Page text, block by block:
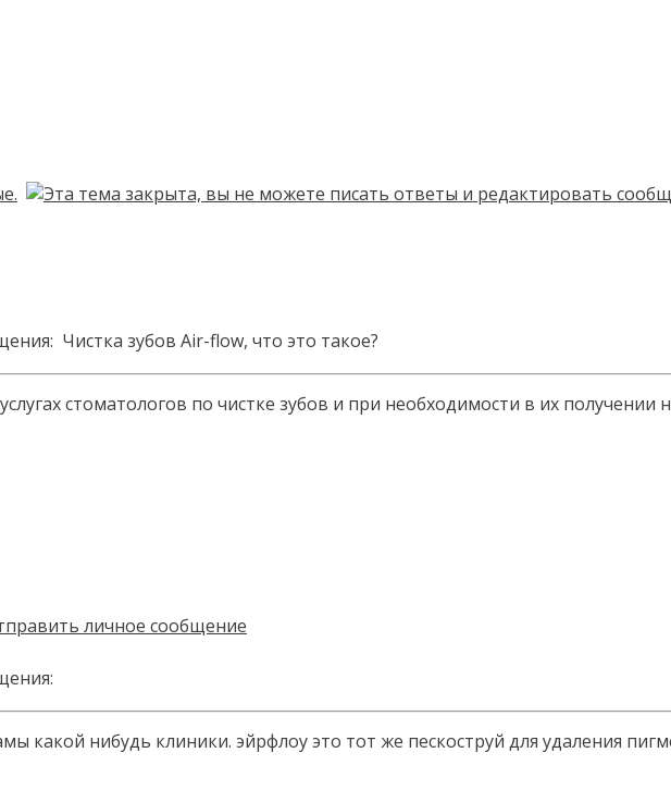
Чистка зубов Air-flow, что это такое?
стоматологов по чистке зубов и при необходимости в их
какой нибудь клиники. эйрфлоу это тот же пескоструй для удаления